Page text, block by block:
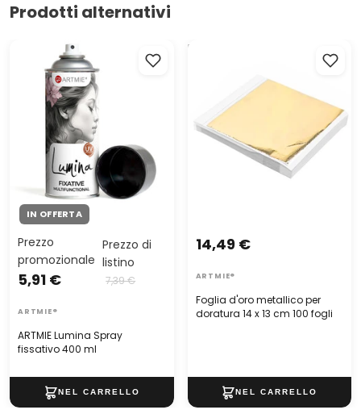
Prodotti alternativi
ARTMIE Lumina Spray
fissativo 400 ml
IN OFFERTA
ARTMIE Lumina Spray
fissativo 400 ml
Prezzo
promozionale
5,91 €
Prezzo di
listino
7,39 €
ARTMIE®
Foglia d'oro metallico per
doratura 14 x 13 cm 100 fogli
Foglia d'oro metallico per
doratura 14 x 13 cm 100 fogli
14,49 €
ARTMIE®